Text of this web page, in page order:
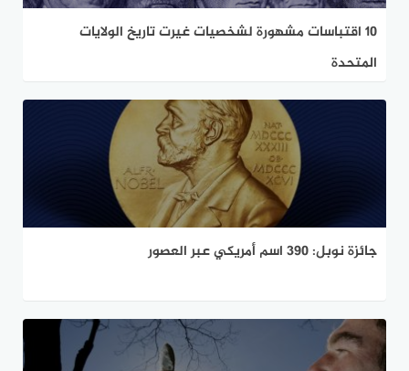
10 اقتباسات مشهورة لشخصيات غيرت تاريخ الولايات
المتحدة
جائزة نوبل: 390 اسم أمريكي عبر العصور